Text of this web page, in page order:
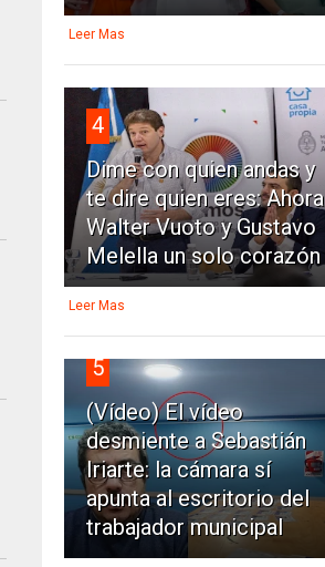
Leer Mas
4
Dime con quien andas y
te dire quien eres: Ahora
Walter Vuoto y Gustavo
Melella un solo corazón
Leer Mas
5
(Vídeo) El vídeo
desmiente a Sebastián
Iriarte: la cámara sí
apunta al escritorio del
trabajador municipal